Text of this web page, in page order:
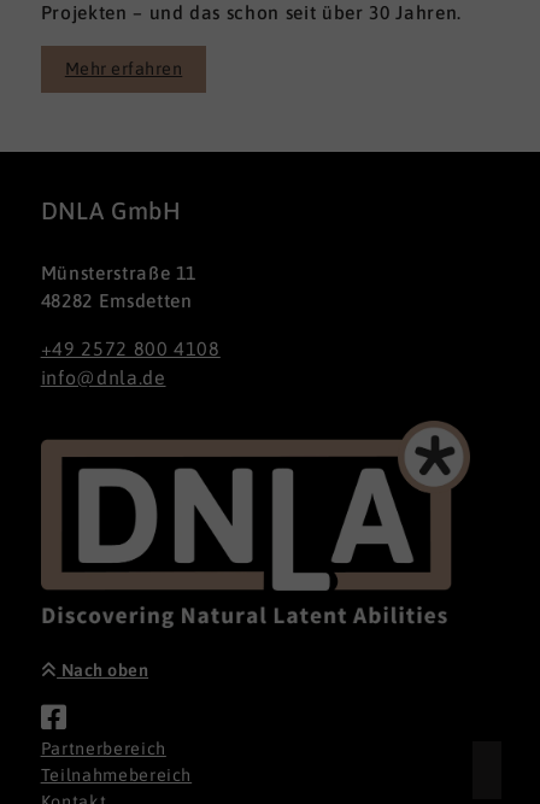
Projekten – und das schon seit über 30 Jahren.
Mehr erfahren
DNLA GmbH
Münsterstraße 11
48282 Emsdetten
+49 2572 800 4108
info@dnla.de
Nach oben
Partnerbereich
Teilnahmebereich